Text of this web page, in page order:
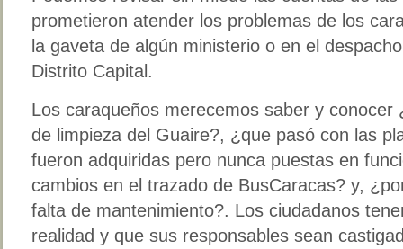
prometieron atender los problemas de los
la gaveta de algún ministerio o en el
Distrito Capital.
Los caraqueños merecemos saber y conocer
de limpieza del Guaire?, ¿que pasó con las
fueron adquiridas pero nunca puestas en
cambios en el trazado de BusCaracas? y,
falta de mantenimiento?. Los ciudadanos
realidad y que sus responsables sean